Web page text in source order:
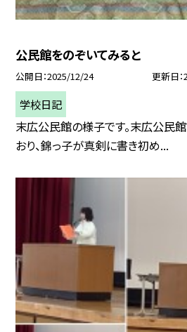
公民館をのぞいてみると
公開日 2025/12/24 更新日
学校日記
末広公民館の様子です。末広公民
おり、錦っ子が真剣に書き初め...